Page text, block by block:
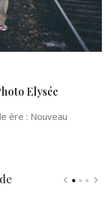
Elysée
ère : Nouveau